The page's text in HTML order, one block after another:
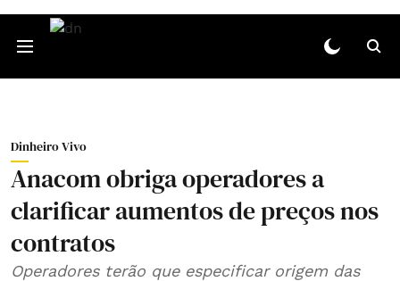
Dinheiro Vivo
Anacom obriga operadores a
clarificar aumentos de preços nos
contratos
Operadores terão que especificar origem das